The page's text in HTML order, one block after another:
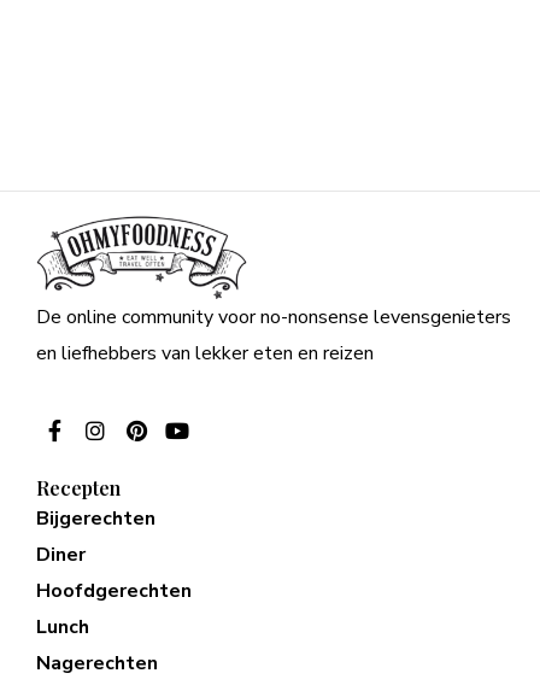
De online community voor no-nonsense levensgenieters
en liefhebbers van lekker eten en reizen
Recepten
Bijgerechten
Diner
Hoofdgerechten
Lunch
Nagerechten